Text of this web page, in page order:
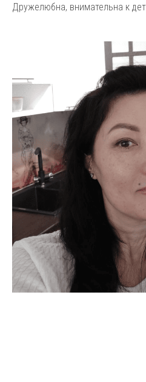
Дружелюбна, внимательна к